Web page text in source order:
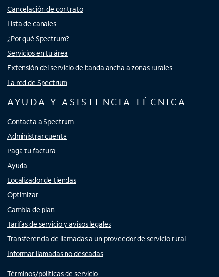
Cancelación de contrato
Lista de canales
¿Por qué Spectrum?
Servicios en tu área
Extensión del servicio de banda ancha a zonas rurales
La red de Spectrum
AYUDA Y ASISTENCIA TÉCNICA
Contacta a Spectrum
Administrar cuenta
Paga tu factura
Ayuda
Localizador de tiendas
Optimizar
Cambia de plan
Tarifas de servicio y avisos legales
Transferencia de llamadas a un proveedor de servicio rural
Informar llamadas no deseadas
Términos/políticas de servicio